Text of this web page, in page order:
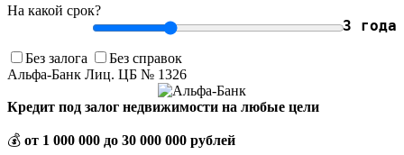
На какой срок?
3 года
Без залога
Без справок
Альфа-Банк Лиц. ЦБ № 1326
Кредит под залог недвижимости на любые цели
💰 от 1 000 000 до 30 000 000 рублей